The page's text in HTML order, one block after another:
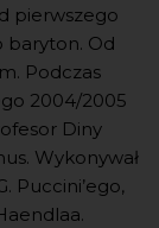
pierwszego
baryton. Od
Podczas
2004/2005
Diny
Wykonywał
Puccini’ego,